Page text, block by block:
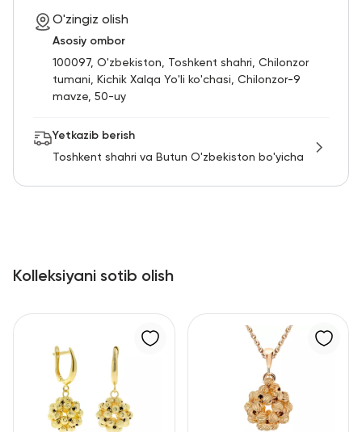
O'zingiz olish
Asosiy ombor
100097, O'zbekiston, Toshkent shahri, Chilonzor
tumani, Kichik Xalqa Yo'li ko'chasi, Chilonzor-9
mavze, 50-uy
Yetkazib berish
Toshkent shahri va Butun O'zbekiston bo'yicha
Kolleksiyani sotib olish